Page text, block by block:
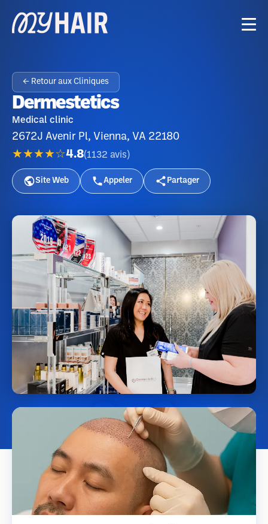
← Retour aux Cliniques
Dermestetics
Medical clinic
2672J Avenir Pl, Vienna, VA 22180
★★★★☆4.8(1132 avis )
Site Web Appeler Partager